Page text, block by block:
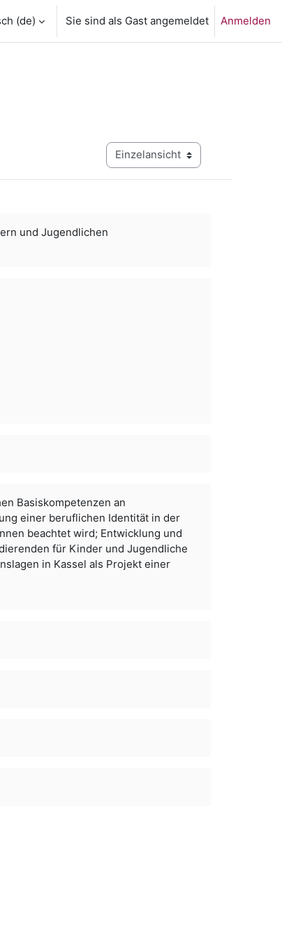
‎(de)‎ Sie sind als Gast angemeldet Anmelden
Modus Tertiärnavigation anzeigen
und Jugendlichen
Basiskompetenzen an
einer beruflichen Identität in der
beachtet wird; Entwicklung und
für Kinder und Jugendliche
in Kassel als Projekt einer